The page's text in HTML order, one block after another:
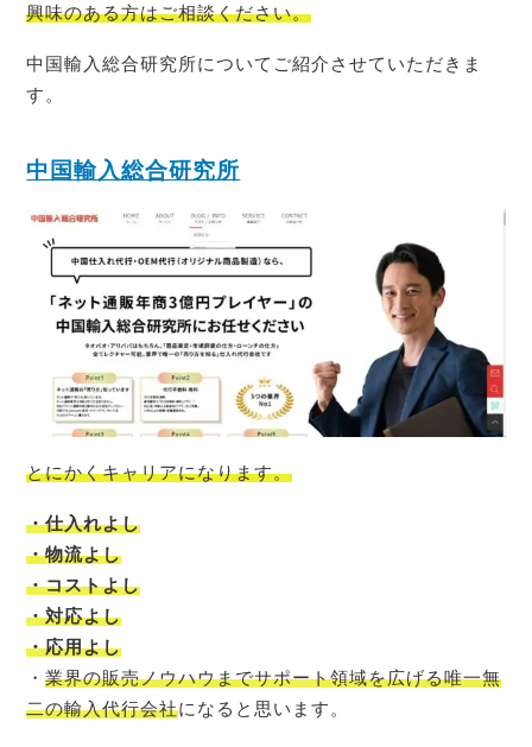
興味のある方はご相談ください。
中国輸入総合研究所についてご紹介させていただきま
す。
中国輸入総合研究所
とにかくキャリアになります。
・仕入れよし
・物流よし
・コストよし
・対応よし
・応用よし
・業界の販売ノウハウまでサポート領域を広げる唯一無
二の輸入代行会社になると思います。